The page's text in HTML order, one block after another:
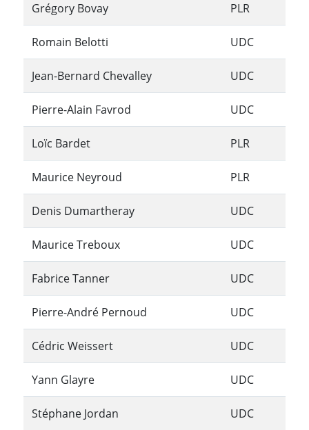
Grégory Bovay PLR
Romain Belotti UDC
Jean-Bernard Chevalley UDC
Pierre-Alain Favrod UDC
Loïc Bardet PLR
Maurice Neyroud PLR
Denis Dumartheray UDC
Maurice Treboux UDC
Fabrice Tanner UDC
Pierre-André Pernoud UDC
Cédric Weissert UDC
Yann Glayre UDC
Stéphane Jordan UDC